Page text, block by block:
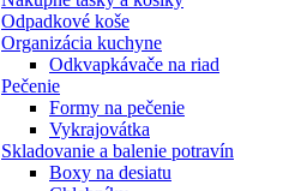
Odpadkové koše
Organizácia kuchyne
Odkvapkávače na riad
Pečenie
Formy na pečenie
Vykrajovátka
Skladovanie a balenie potravín
Boxy na desiatu